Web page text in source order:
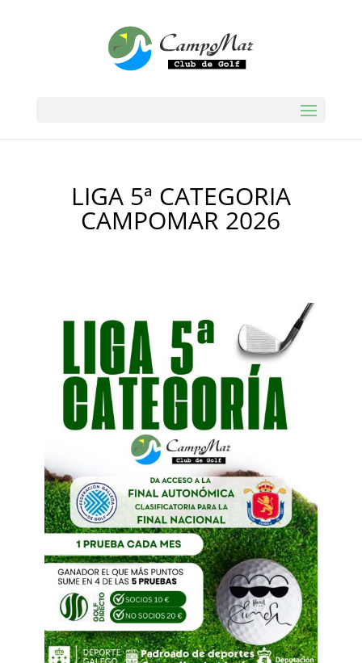
LIGA 5ª CATEGORIA
CAMPOMAR 2026